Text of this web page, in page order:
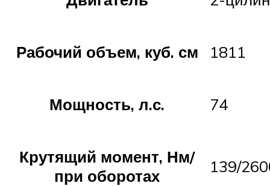
Рабочий объем, куб. см 1811
Мощность, л.с. 74
Крутящий момент, Нм/
при оборотах
139/